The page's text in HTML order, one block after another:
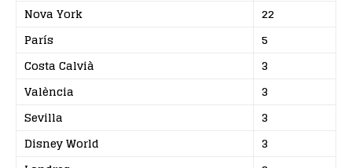
Nova York
22
París
5
Costa Calvià
3
València
3
Sevilla
3
Disney World
3